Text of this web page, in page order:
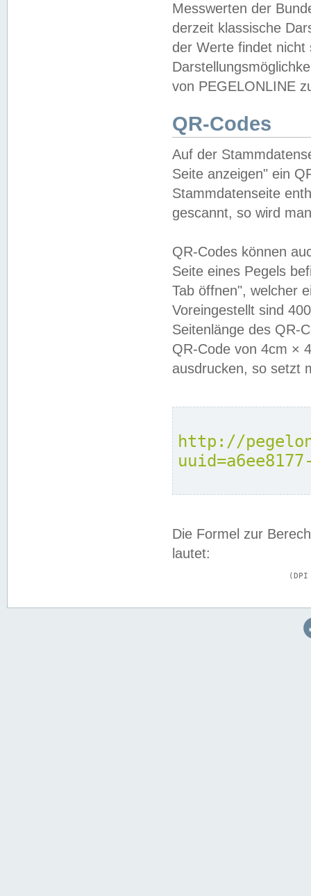
Messwerten der
derzeit klassische
der Werte findet
von PEGELONLINE
QR-Codes
Auf der
Seite anzeigen" ein
Stammdatenseite
gescannt, so wird
QR-Codes können
Seite eines Pegels
Tab öffnen", welcher
Voreingestellt sind
Seitenlänge des QR-
QR-Code von 4cm ×
ausdrucken, so setzt
http://
Die Formel zur
lautet: